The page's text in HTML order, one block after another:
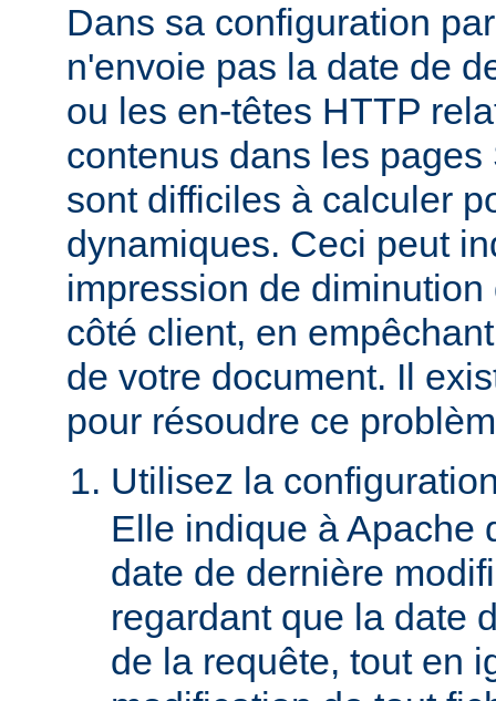
Dans sa configuration
n'envoie pas la date de
ou les en-têtes HTTP
contenus dans les
sont difficiles à calculer
dynamiques. Ceci peut
impression de
côté client, en
de votre document. Il
pour résoudre ce
Utilisez la
Elle indique à Apache
date de dernière
regardant que la date
de la requête, tout en